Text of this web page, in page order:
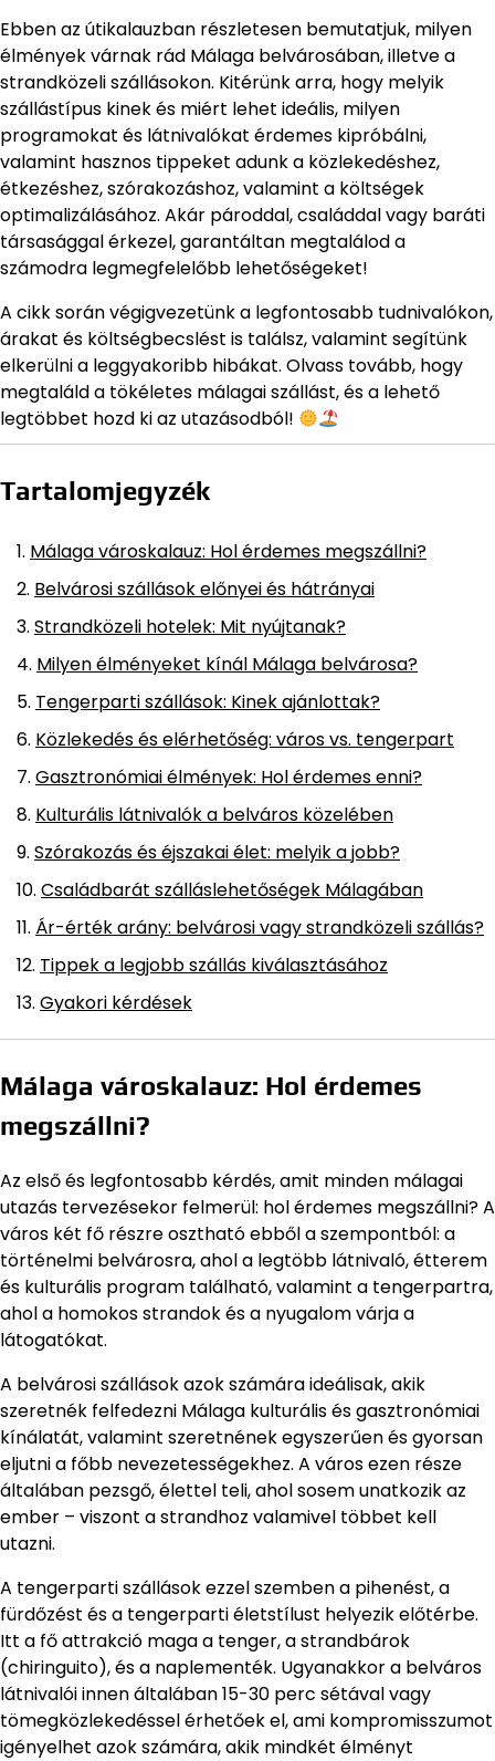
Ebben az útikalauzban részletesen bemutatjuk, milyen
élmények várnak rád Málaga belvárosában, illetve a
strandközeli szállásokon. Kitérünk arra, hogy melyik
szállástípus kinek és miért lehet ideális, milyen
programokat és látnivalókat érdemes kipróbálni,
valamint hasznos tippeket adunk a közlekedéshez,
étkezéshez, szórakozáshoz, valamint a költségek
optimalizálásához. Akár pároddal, családdal vagy baráti
társasággal érkezel, garantáltan megtalálod a
számodra legmegfelelőbb lehetőségeket!
A cikk során végigvezetünk a legfontosabb tudnivalókon,
árakat és költségbecslést is találsz, valamint segítünk
elkerülni a leggyakoribb hibákat. Olvass tovább, hogy
megtaláld a tökéletes málagai szállást, és a lehető
legtöbbet hozd ki az utazásodból!
Tartalomjegyzék
Málaga városkalauz: Hol érdemes megszállni?
Belvárosi szállások előnyei és hátrányai
Strandközeli hotelek: Mit nyújtanak?
Milyen élményeket kínál Málaga belvárosa?
Tengerparti szállások: Kinek ajánlottak?
Közlekedés és elérhetőség: város vs. tengerpart
Gasztronómiai élmények: Hol érdemes enni?
Kulturális látnivalók a belváros közelében
Szórakozás és éjszakai élet: melyik a jobb?
Családbarát szálláslehetőségek Málagában
Ár-érték arány: belvárosi vagy strandközeli szállás?
Tippek a legjobb szállás kiválasztásához
Gyakori kérdések
Málaga városkalauz: Hol érdemes
megszállni?
Az első és legfontosabb kérdés, amit minden málagai
utazás tervezésekor felmerül: hol érdemes megszállni? A
város két fő részre osztható ebből a szempontból: a
történelmi belvárosra, ahol a legtöbb látnivaló, étterem
és kulturális program található, valamint a tengerpartra,
ahol a homokos strandok és a nyugalom várja a
látogatókat.
A belvárosi szállások azok számára ideálisak, akik
szeretnék felfedezni Málaga kulturális és gasztronómiai
kínálatát, valamint szeretnének egyszerűen és gyorsan
eljutni a főbb nevezetességekhez. A város ezen része
általában pezsgő, élettel teli, ahol sosem unatkozik az
ember – viszont a strandhoz valamivel többet kell
utazni.
A tengerparti szállások ezzel szemben a pihenést, a
fürdőzést és a tengerparti életstílust helyezik előtérbe.
Itt a fő attrakció maga a tenger, a strandbárok
(chiringuito), és a naplementék. Ugyanakkor a belváros
látnivalói innen általában 15-30 perc sétával vagy
tömegközlekedéssel érhetőek el, ami kompromisszumot
igényelhet azok számára, akik mindkét élményt